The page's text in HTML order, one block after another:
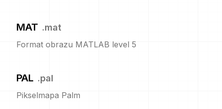
MAT .mat
Format obrazu MATLAB level 5
PAL .pal
Pikselmapa Palm